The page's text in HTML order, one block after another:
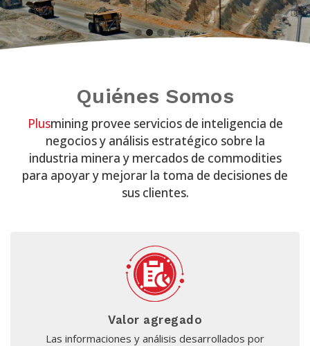
GoGoGoGo
4
Quiénes Somos
Plusmining provee servicios de inteligencia de
negocios y análisis estratégico sobre la
industria minera y mercados de commodities
para apoyar y mejorar la toma de decisiones de
sus clientes.
Valor agregado
Las informaciones y análisis desarrollados por